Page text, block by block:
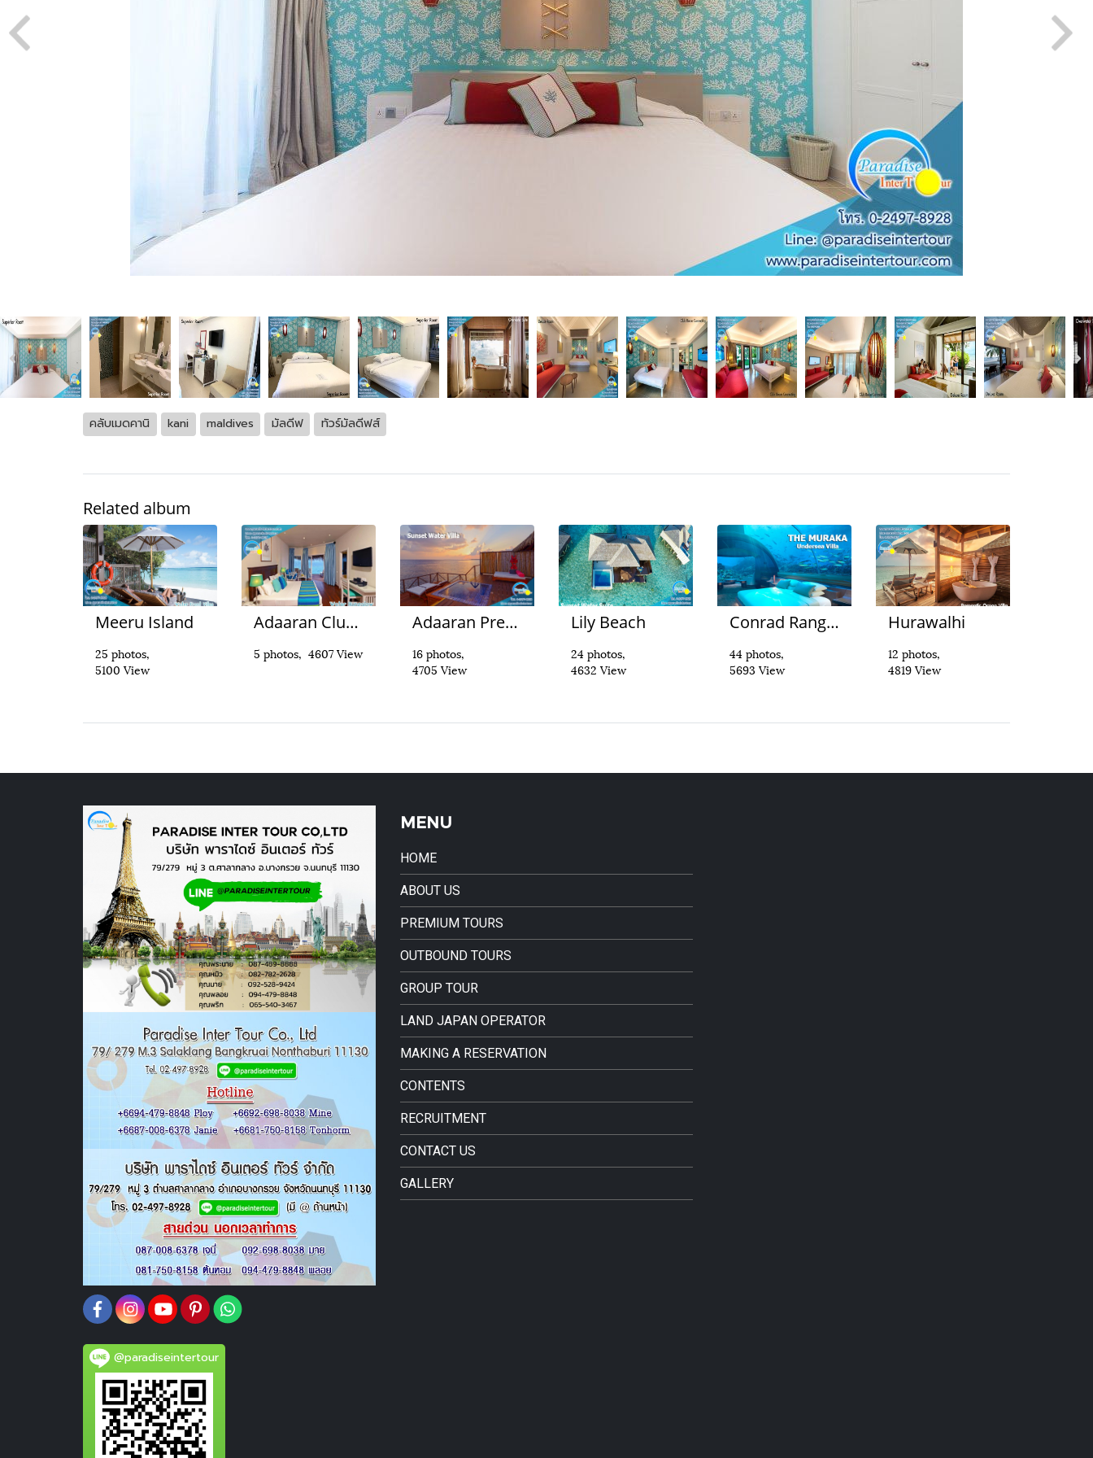
คลับเมดคานิ kani maldives มัลดีฟ ทัวร์มัลดีฟส์
Related album
Meeru Island
25 photos,
5100 View
Adaaran Club Rannalhi
5 photos, 4607 View
Adaaran Prestige Vadoo
16 photos,
4705 View
Lily Beach
24 photos,
4632 View
Conrad Rangali
44 photos,
5693 View
Hurawalhi
12 photos,
4819 View
@paradiseintertour
MENU
HOME
ABOUT US
PREMIUM TOURS
OUTBOUND TOURS
GROUP TOUR
LAND JAPAN OPERATOR
MAKING A RESERVATION
CONTENTS
RECRUITMENT
CONTACT US
GALLERY